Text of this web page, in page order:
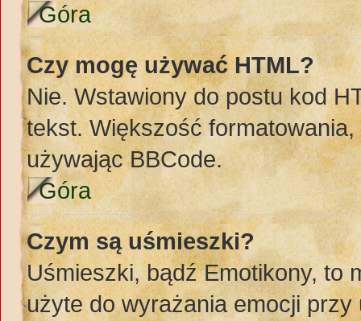
Góra
Czy mogę używać HTML?
Nie. Wstawiony do postu kod
tekst. Większość
używając BBCode.
Góra
Czym są uśmieszki?
Uśmieszki, bądź Emotikony, to
użyte do wyrażania emocji